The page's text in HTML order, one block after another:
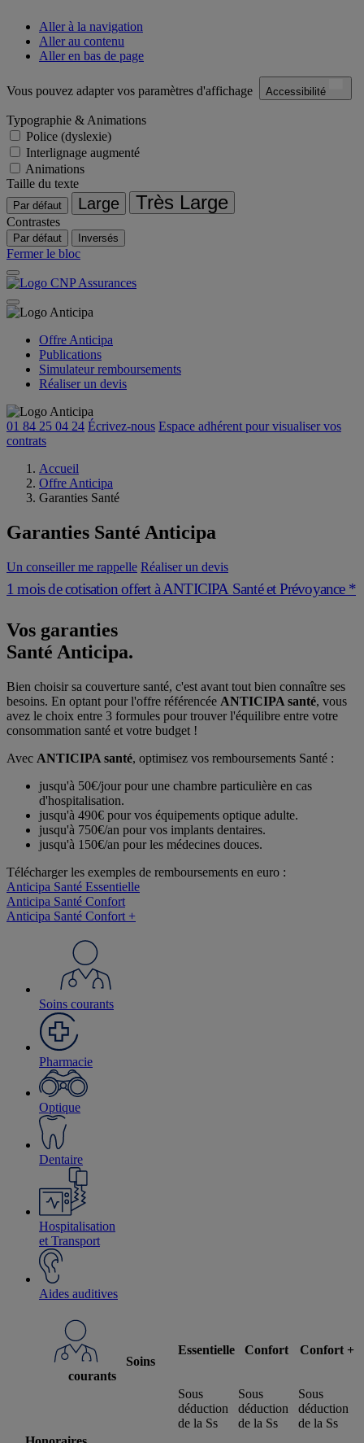
Aller à la navigation
Aller au contenu
Aller en bas de page
Vous pouvez adapter vos paramètres d'affichage Accessibilité
Typographie & Animations
Police (dyslexie)
Interlignage augmenté
Animations
Taille du texte
Par défaut Large Très Large
Contrastes
Par défaut Inversés
Fermer le bloc
Offre Anticipa
Publications
Simulateur remboursements
Réaliser un devis
01 84 25 04 24 Écrivez-nous Espace adhérent pour visualiser vos
contrats
Accueil
Offre Anticipa
Garanties Santé
Garanties Santé Anticipa
Un conseiller me rappelle Réaliser un devis
1 mois de cotisation offert à ANTICIPA Santé et Prévoyance *
Vos garanties
Santé Anticipa.
Bien choisir sa couverture santé, c'est avant tout bien connaître ses
besoins. En optant pour l'offre référencée ANTICIPA santé, vous
avez le choix entre 3 formules pour trouver l'équilibre entre votre
consommation santé et votre budget !
Avec ANTICIPA santé, optimisez vos remboursements Santé :
jusqu'à 50€/jour pour une chambre particulière en cas
d'hospitalisation.
jusqu'à 490€ pour vos équipements optique adulte.
jusqu'à 750€/an pour vos implants dentaires.
jusqu'à 150€/an pour les médecines douces.
Télécharger les exemples de remboursements en euro :
Anticipa Santé Essentielle
Anticipa Santé Confort
Anticipa Santé Confort +
Soins courants
Pharmacie
Optique
Dentaire
Hospitalisation
et Transport
Aides auditives
Soins
courants
Essentielle Confort Confort +
Sous
déduction
de la Ss
Sous
déduction
de la Ss
Sous
déduction
de la Ss